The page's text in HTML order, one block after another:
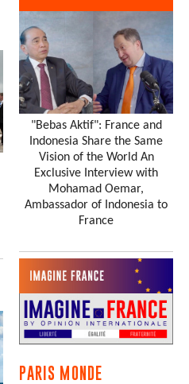
"Bebas Aktif": France and
Indonesia Share the Same
Vision of the World An
Exclusive Interview with
Mohamad Oemar,
Ambassador of Indonesia to
France
PARIS MONDE